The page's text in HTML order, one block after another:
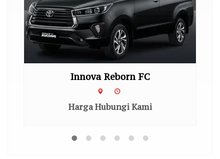
Innova Reborn FC
Harga Hubungi Kami